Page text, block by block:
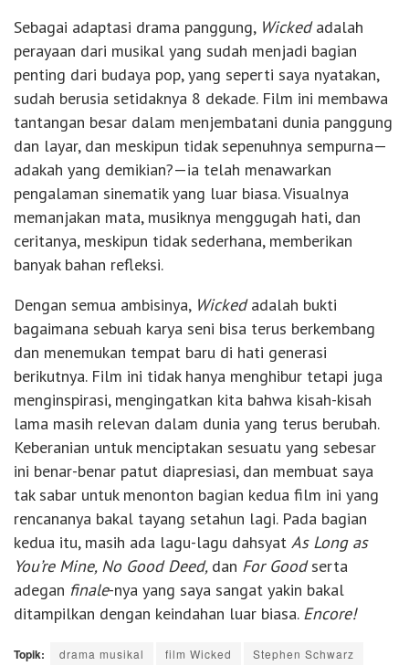
Sebagai adaptasi drama panggung, Wickedadalah
perayaan dari musikal yang sudah menjadi bagian
penting dari budaya pop, yang seperti saya nyatakan,
sudah berusia setidaknya 8 dekade. Film ini membawa
tantangan besar dalam menjembatani dunia panggung
dan layar, dan meskipun tidak sepenuhnya sempurna—
adakah yang demikian?—ia telah menawarkan
pengalaman sinematik yang luar biasa. Visualnya
memanjakan mata, musiknya menggugah hati, dan
ceritanya, meskipun tidak sederhana, memberikan
banyak bahan refleksi.
Dengan semua ambisinya, Wickedadalah bukti
bagaimana sebuah karya seni bisa terus berkembang
dan menemukan tempat baru di hati generasi
berikutnya. Film ini tidak hanya menghibur tetapi juga
menginspirasi, mengingatkan kita bahwa kisah-kisah
lama masih relevan dalam dunia yang terus berubah.
Keberanian untuk menciptakan sesuatu yang sebesar
ini benar-benar patut diapresiasi, dan membuat saya
tak sabar untuk menonton bagian kedua film ini yang
rencananya bakal tayang setahun lagi. Pada bagian
kedua itu, masih ada lagu-lagu dahsyat As Long as
You’re Mine, No Good Deed, dan For Goodserta
adegan finale-nya yang saya sangat yakin bakal
ditampilkan dengan keindahan luar biasa. Encore!
Topik: drama musikal film Wicked Stephen Schwarz